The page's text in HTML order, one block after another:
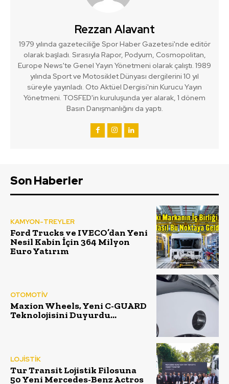
Rezzan Alavant
1979 yılında gazeteciliğe Spor Haber Gazetesi'nde editör
olarak başladı. Sırasıyla Rapor, Podyum, Cosmopolitan,
Europe News'te Genel Yayın Yönetmeni olarak çalıştı. 1989
yılında Sport ve Motosiklet Dünyası dergilerini 10 yıl
süreyle yayınladı. Oto Aktüel Dergisi'nin Kurucu Yayın
Yönetmeni. TOSFED'in kuruluşunda yer alarak, 1 dönem
Basın Danışmanlığını da yaptı.
Son Haberler
KAMYON-TREYLER
Ford Trucks ve IVECO’dan Yeni
Nesil Kabin İçin 364 Milyon
Euro Yatırım
OTOMOTİV
Maxion Wheels, Yeni C-GUARD
Teknolojisini Duyurdu…
LOJİSTİK
Tur Transit Lojistik Filosuna
50 Yeni Mercedes-Benz Actros